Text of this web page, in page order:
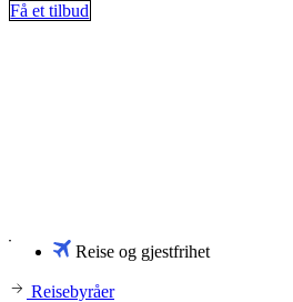
Få et tilbud
Reise og gjestfrihet
Reisebyråer